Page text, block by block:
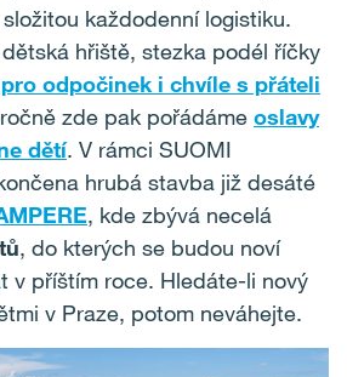
každodenní logistiku.
hřiště, stezka podél říčky
odpočinek i chvíle s přáteli
zde pak pořádáme oslavy
dětí. V rámci SUOMI
hrubá stavba již desáté
, kde zbývá necelá
, do kterých se budou noví
v příštím roce. Hledáte-li nový
v Praze, potom neváhejte.